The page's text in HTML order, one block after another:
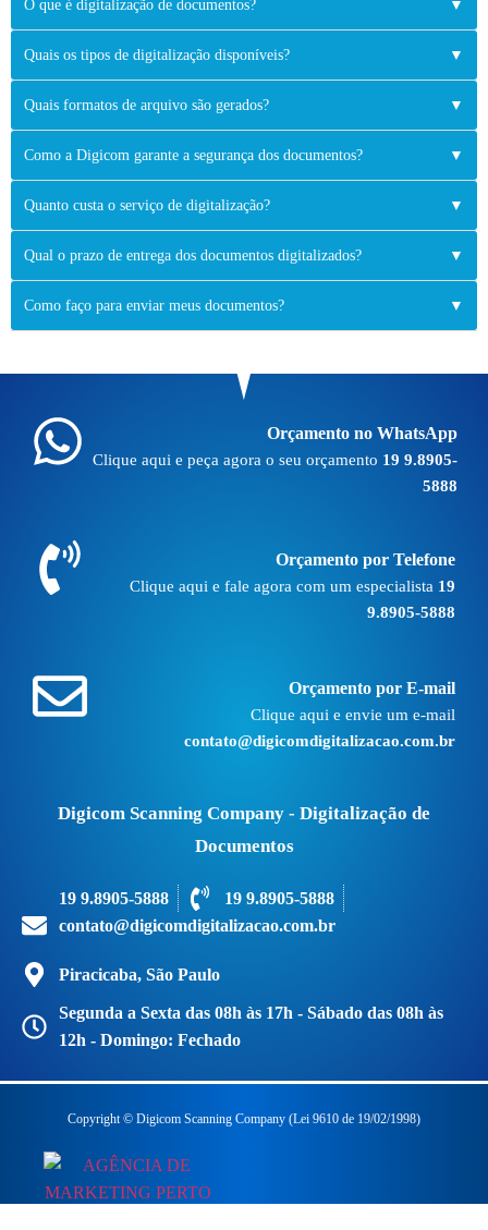
O que é digitalização de documentos? ▼
Quais os tipos de digitalização disponíveis? ▼
Quais formatos de arquivo são gerados? ▼
Como a Digicom garante a segurança dos documentos? ▼
Quanto custa o serviço de digitalização? ▼
Qual o prazo de entrega dos documentos digitalizados? ▼
Como faço para enviar meus documentos? ▼
Orçamento no WhatsApp
Clique aqui e peça agora o seu orçamento 19 9.8905-
5888
Orçamento por Telefone
Clique aqui e fale agora com um especialista 19
9.8905-5888
Orçamento por E-mail
Clique aqui e envie um e-mail
contato@digicomdigitalizacao.com.br
Digicom Scanning Company - Digitalização de
Documentos
19 9.8905-5888
19 9.8905-5888
contato@digicomdigitalizacao.com.br
Piracicaba, São Paulo
Segunda a Sexta das 08h às 17h - Sábado das 08h às
12h - Domingo: Fechado
Copyright © Digicom Scanning Company (Lei 9610 de 19/02/1998)